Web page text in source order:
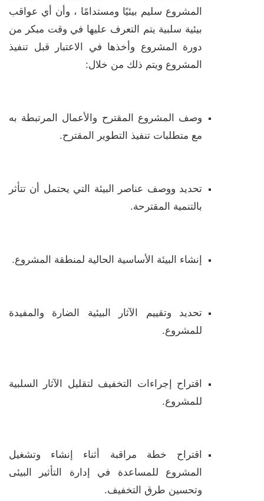
المشروع سليم بيئيًا ومستدامًا ، وأن أي عواقب
بيئية سلبية يتم التعرف عليها في وقت مبكر من
دورة المشروع وأخذها في الاعتبار قبل تنفيذ
المشروع ويتم ذلك من خلال:
وصف المشروع المقترح والأعمال المرتبطة به
مع متطلبات تنفيذ التطوير المقترح.
تحديد ووصف عناصر البيئة التي يحتمل أن تتأثر
بالتنمية المقترحة.
إنشاء البيئة الأساسية الحالية لمنطقة المشروع.
تحديد وتقييم الآثار البيئية الضارة والمفيدة
للمشروع.
اقتراح إجراءات التخفيف لتقليل الآثار السلبية
للمشروع.
اقتراح خطة مراقبة أثناء إنشاء وتشغيل
المشروع للمساعدة في إدارة التأثير البيئى
وتحسين طرق التخفيف.